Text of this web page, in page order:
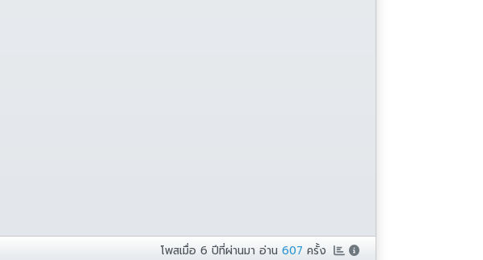
โพสเมื่อ6 ปีที่ผ่านมา อ่าน607 ครั้ง